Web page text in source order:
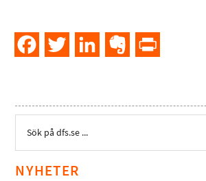
FacebookTwitter LinkedInEvernote
NYHETER